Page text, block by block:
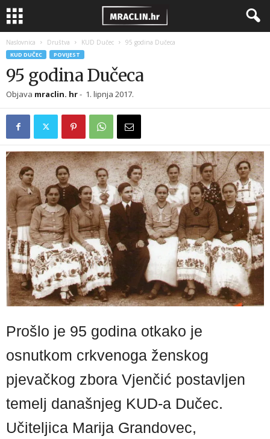
Naslovnica Društva KUD Dučec 95 godina Dučeca
KUD DUČEC POVIJEST
95 godina Dučeca
Objava mraclin. hr- 1. lipnja 2017.
Prošlo je 95 godina otkako je
osnutkom crkvenoga ženskog
pjevačkog zbora Vjenčić postavljen
temelj današnjeg KUD-a Dučec.
Učiteljica Marija Grandovec,